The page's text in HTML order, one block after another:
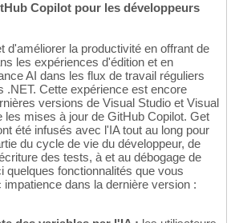
Copilot pour les développeurs
d'améliorer la productivité en offrant de
les expériences d'édition et en
AI dans les flux de travail réguliers
.NET. Cette expérience est encore
versions de Visual Studio et Visual
les mises à jour de GitHub Copilot. Get
été infusés avec l'IA tout au long pour
du cycle de vie du développeur, de
des tests, à et au débogage de
quelques fonctionnalités que vous
dans la dernière version :